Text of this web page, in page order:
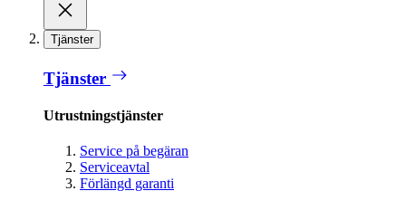
Tjänster
Tjänster
Utrustningstjänster
Service på begäran
Serviceavtal
Förlängd garanti